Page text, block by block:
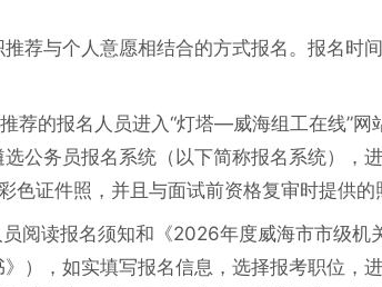
推荐与个人意愿相结合的方式报名。报名
推荐的报名人员进入“灯塔—威海组工在线”
选公务员报名系统（以下简称报名系统），
色证件照，并且与面试前资格复审时提供的
阅读报名须知和《2026年度威海市市级
》），如实填写报名信息，选择报考职位，